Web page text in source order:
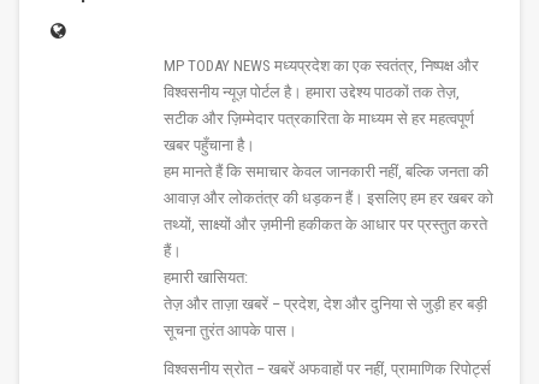
MP TODAY NEWS मध्यप्रदेश का एक स्वतंत्र, निष्पक्ष और
विश्वसनीय न्यूज़ पोर्टल है। हमारा उद्देश्य पाठकों तक तेज़,
सटीक और ज़िम्मेदार पत्रकारिता के माध्यम से हर महत्वपूर्ण
खबर पहुँचाना है।
हम मानते हैं कि समाचार केवल जानकारी नहीं, बल्कि जनता की
आवाज़ और लोकतंत्र की धड़कन हैं। इसलिए हम हर खबर को
तथ्यों, साक्ष्यों और ज़मीनी हकीकत के आधार पर प्रस्तुत करते
हैं।
हमारी खासियत:
तेज़ और ताज़ा खबरें – प्रदेश, देश और दुनिया से जुड़ी हर बड़ी
सूचना तुरंत आपके पास।
विश्वसनीय स्रोत – खबरें अफवाहों पर नहीं, प्रामाणिक रिपोर्ट्स